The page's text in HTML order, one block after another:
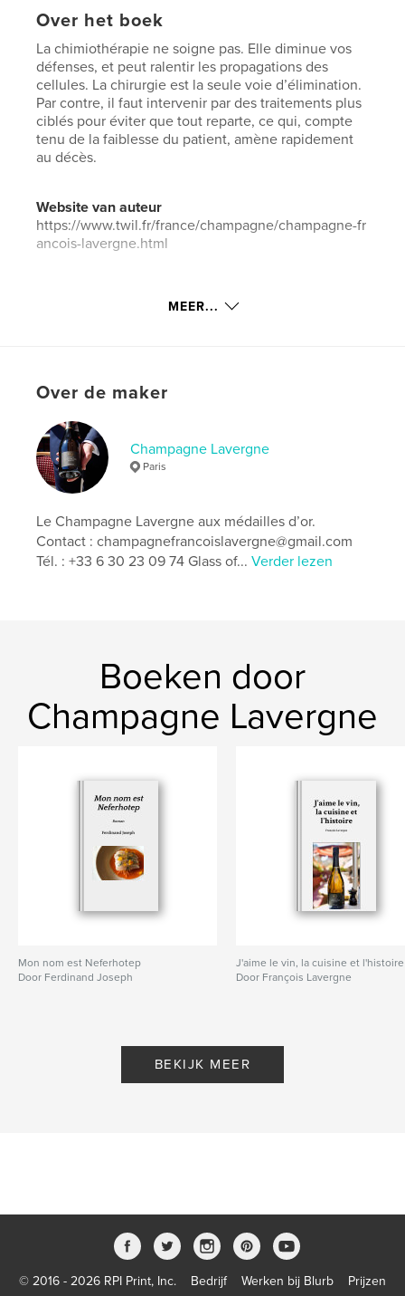
Over het boek
La chimiothérapie ne soigne pas. Elle diminue vos
défenses, et peut ralentir les propagations des
cellules. La chirurgie est la seule voie d’élimination.
Par contre, il faut intervenir par des traitements plus
ciblés pour éviter que tout reparte, ce qui, compte
tenu de la faiblesse du patient, amène rapidement
au décès.
Website van auteur
https://www.twil.fr/france/champagne/champagne-fr
ancois-lavergne.html
kenmerken / functionaliteiten &
Koken
Projectoptie:
Aantal pagina's:
Datum publiceren:jul 29, 2025
TaalFrench
Trefwoorden
Cancer , Soignant , Hôpital , Famille ,
MEER...
Over de maker
Champagne Lavergne
Paris
Le Champagne Lavergne aux médailles d’or.
Contact : champagnefrancoislavergne@gmail.com
Tél. : +33 6 30 23 09 74 Glass of...Verder lezen
Boeken door
Champagne Lavergne
Mon nom est Neferhotep
Door Ferdinand Joseph
J'aime le vin, la cuisine et l'histoire
Door François Lavergne
BEKIJK MEER
© 2016 - 2026 RPI Print, Inc. Bedrijf Werken bij Blurb Prijzen